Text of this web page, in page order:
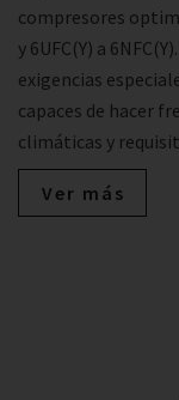
compresores
y 6UFC(Y) a
exigencias
capaces de hacer
climáticas y
Ver más